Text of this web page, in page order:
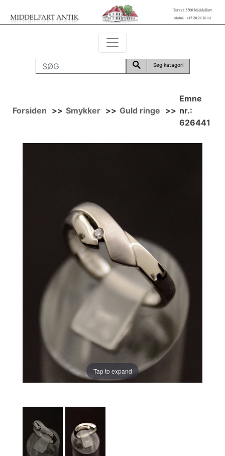
Søg katagori
Forsiden >> Smykker >> Guld ringe >>
Emne
nr.:
626441
Tap to expand